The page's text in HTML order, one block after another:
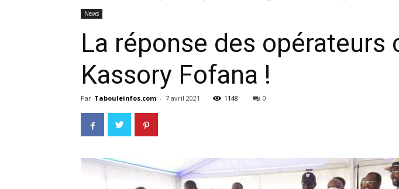
News
La réponse des opérateurs
Kassory Fofana !
Par Tabouleinfos.com - 7 avril 2021 1148 0